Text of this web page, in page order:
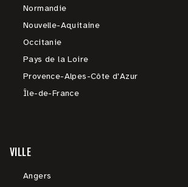
Normandie
Nouvelle-Aquitaine
Occitanie
Pays de la Loire
Provence-Alpes-Côte d'Azur
Île-de-France
VILLE
Angers